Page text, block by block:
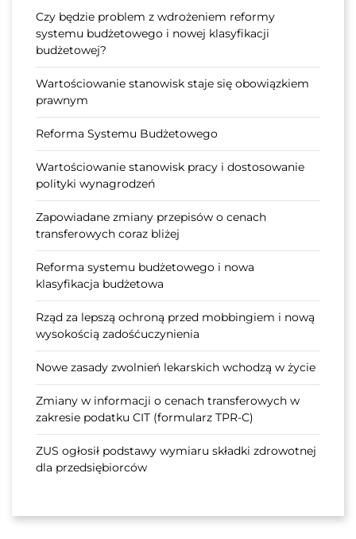
Czy będzie problem z wdrożeniem reformy
systemu budżetowego i nowej klasyfikacji
budżetowej?
Wartościowanie stanowisk staje się obowiązkiem
prawnym
Reforma Systemu Budżetowego
Wartościowanie stanowisk pracy i dostosowanie
polityki wynagrodzeń
Zapowiadane zmiany przepisów o cenach
transferowych coraz bliżej
Reforma systemu budżetowego i nowa
klasyfikacja budżetowa
Rząd za lepszą ochroną przed mobbingiem i nową
wysokością zadośćuczynienia
Nowe zasady zwolnień lekarskich wchodzą w życie
Zmiany w informacji o cenach transferowych w
zakresie podatku CIT (formularz TPR-C)
ZUS ogłosił podstawy wymiaru składki zdrowotnej
dla przedsiębiorców